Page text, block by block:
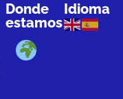
Donde
estamos
Idioma